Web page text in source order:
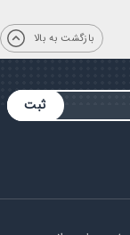
بازگشت به بالا
ثبت